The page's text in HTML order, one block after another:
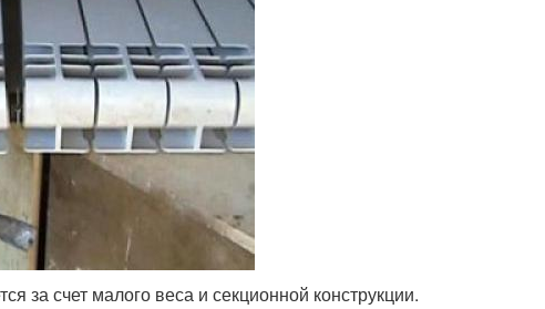
за счет малого веса и секционной конструкции.